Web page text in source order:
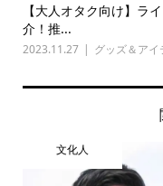
【大人オタク向け】ラ
介！推...
2023.11.27 グッズ＆アイ
文化人